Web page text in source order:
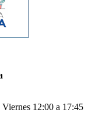
12:00 a 17:45